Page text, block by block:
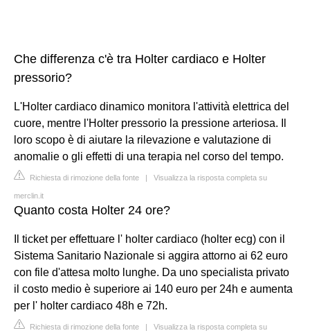
Che differenza c'è tra Holter cardiaco e Holter
pressorio?
L'Holter cardiaco dinamico monitora l'attività elettrica del
cuore, mentre l'Holter pressorio la pressione arteriosa. Il
loro scopo è di aiutare la rilevazione e valutazione di
anomalie o gli effetti di una terapia nel corso del tempo.
Richiesta di rimozione della fonte | Visualizza la risposta completa su
merclin.it
Quanto costa Holter 24 ore?
Il ticket per effettuare l' holter cardiaco (holter ecg) con il
Sistema Sanitario Nazionale si aggira attorno ai 62 euro
con file d'attesa molto lunghe. Da uno specialista privato
il costo medio è superiore ai 140 euro per 24h e aumenta
per l' holter cardiaco 48h e 72h.
Richiesta di rimozione della fonte | Visualizza la risposta completa su